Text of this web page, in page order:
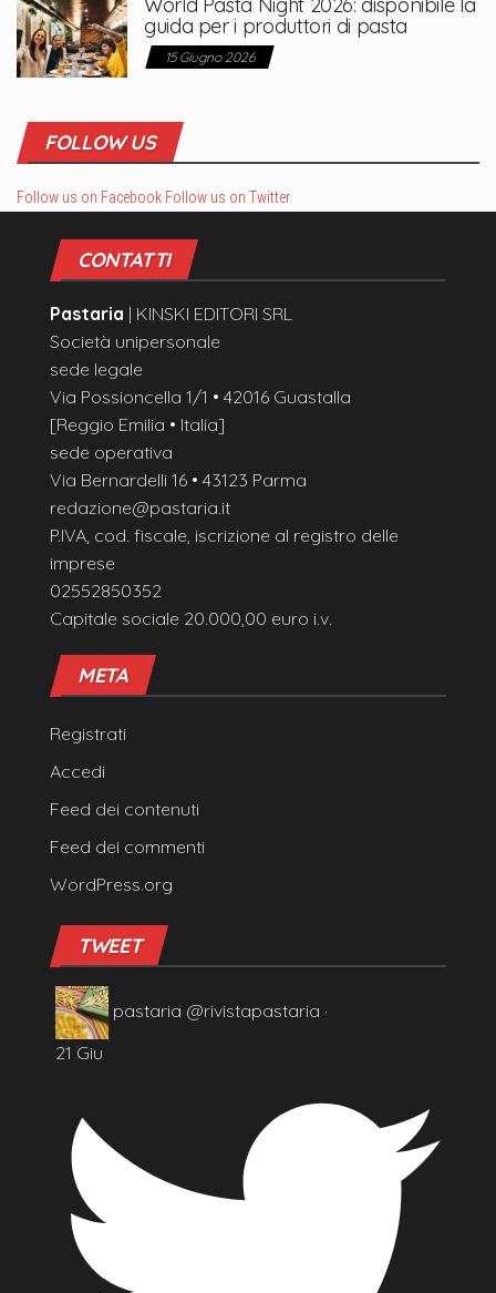
guida per i produttori di pasta
15 Giugno 2026
FOLLOW US
Follow us on Facebook Follow us on Twitter
CONTATTI
Pastaria | KINSKI EDITORI SRL
Società unipersonale
sede legale
Via Possioncella 1/1 • 42016 Guastalla
[Reggio Emilia • Italia]
sede operativa
Via Bernardelli 16 • 43123 Parma
redazione@pastaria.it
P.IVA, cod. fiscale, iscrizione al registro delle
imprese
02552850352
Capitale sociale 20.000,00 euro i.v.
META
Registrati
Accedi
Feed dei contenuti
Feed dei commenti
WordPress.org
TWEET
pastaria @rivistapastaria ·
21 Giu